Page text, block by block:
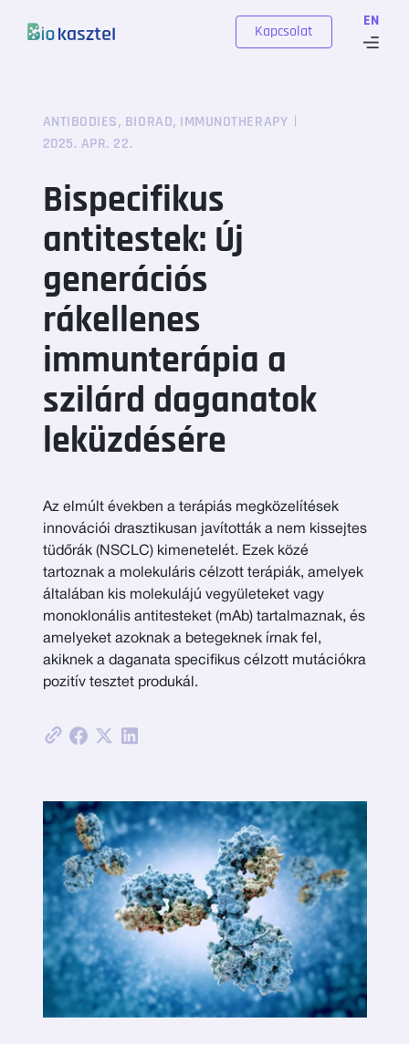
EN
Kapcsolat
ANTIBODIES, BIORAD, IMMUNOTHERAPY
2025. APR. 22.
Bispecifikus
antitestek: Új
generációs
rákellenes
immunterápia a
szilárd daganatok
leküzdésére
Az elmúlt években a terápiás megközelítések
innovációi drasztikusan javították a nem kissejtes
tüdőrák (NSCLC) kimenetelét. Ezek közé
tartoznak a molekuláris célzott terápiák, amelyek
általában kis molekulájú vegyületeket vagy
monoklonális antitesteket (mAb) tartalmaznak, és
amelyeket azoknak a betegeknek írnak fel,
akiknek a daganata specifikus célzott mutációkra
pozitív tesztet produkál.